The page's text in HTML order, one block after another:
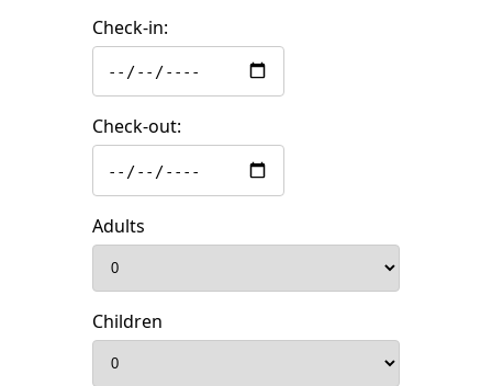
Check-in:
Check-out:
Adults
Children